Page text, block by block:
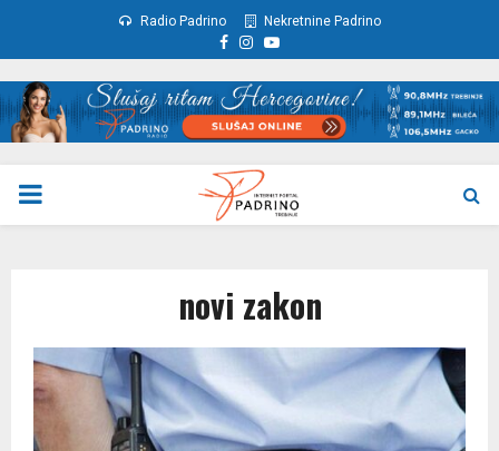
Radio Padrino Nekretnine Padrino
Facebook
Instagram
Youtube
PRIMARY
novi zakon